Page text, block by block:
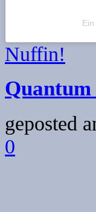
Nuffin!
Quantum
geposted
0